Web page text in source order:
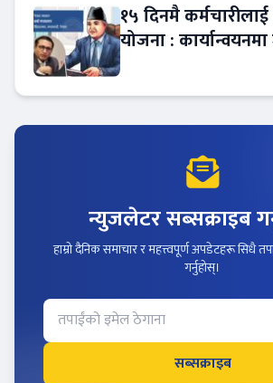
१५ दिनमै
योजना :
न्युजलेटर सब्सक्राइब
हाम्रो दैनिक समाचार र महत्त्वपूर्ण अपडेटहरू सिधै
गर्नुहोस्।
सब्सक्राइब